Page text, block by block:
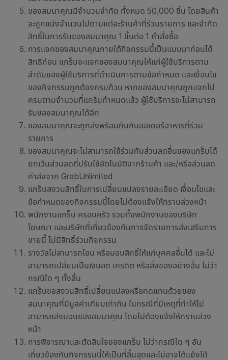
ของสมนาคุณมีจำนวนจำกัด ทั้งหมด 50,000 ชิ้น โดยสินค้า
จะถูกแบ่งจำนวนไปตามแต่ละร้านค้าที่ร่วมรายการ และจำกัด
สิทธิ์ในการรับของสมนาคุณ 1 ชิ้นต่อ 1 คำสั่งซื้อ
การแจกของสมนาคุณภายใต้กิจกรรมนี้เป็นแบบมาก่อนได้
สิทธิก่อน แกร็บจะแจกของสมนาคุณให้แก่ผู้ใช้บริการตาม
ลำดับของผู้ใช้บริการที่ดำเนินการตามข้อกำหนด และเงื่อนไข
ของกิจกรรมถูกต้องครบถ้วน หากของสมนาคุณถูกแจกไป
ครบตามจำนวนที่แกร็บกำหนดแล้ว ผู้ใช้บริการจะไม่สามารถ
รับของสมนาคุณได้อีก
ของสมนาคุณจะถูกส่งพร้อมกันกับออเดอร์อาหารที่ร่วม
รายการ
ของสมนาคุณจะไม่สามารถใช้ร่วมกับส่วนลดอื่นของแกร็บได้
ยกเว้นส่วนลดที่ปรับใช้อัตโนมัติจากร้านค้า และ/หรือส่วนลด
ค่าส่งจาก GrabUnlimited
แกร็บสงวนสิทธิ์ในการเปลี่ยนแปลงรายละเอียด เงื่อนไขและ
ข้อกำหนดของกิจกรรมนี้โดยไม่ต้องแจ้งให้ทราบล่วงหน้า
พนักงานแกร็บ ครอบครัว รวมทั้งพนักงานของบริษัท
โฆษณา และบริษัทที่เกี่ยวข้องกับการจัดรายการส่งเสริมการ
ขายนี้ ไม่มีสิทธิ์ร่วมกิจกรรม
รางวัลไม่สามารถโอน หรือมอบสิทธิ์ให้แก่บุคคลอื่นได้ และไม่
สามารถเปลี่ยนเป็นเงินสด เครดิต หรือสิ่งของอย่างอื่น ไม่ว่า
กรณีใด ๆ ทั้งสิ้น
แกร็บขอสงวนสิทธิ์เปลี่ยนแปลงหรือทดแทนด้วยของ
สมนาคุณที่มีมูลค่าเทียบเท่ากัน ในกรณีที่มีเหตุที่ทำให้ไม่
สามารถส่งมอบของสมนาคุณ โดยไม่ต้องแจ้งให้ทราบล่วง
หน้า
การพิจารณาและตัดสินใจของแกร็บ ไม่ว่ากรณีใด ๆ อัน
เกี่ยวข้องกับกิจกรรมนี้ให้เป็นที่สิ้นสุดและไม่อาจโต้แย้งได้